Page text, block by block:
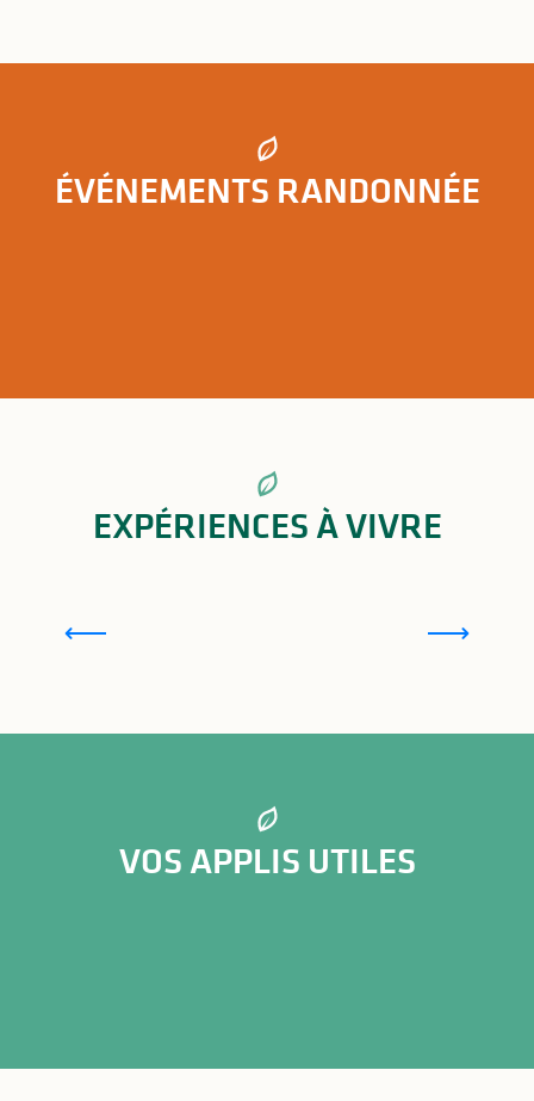
Circuit de la tour Mirabeau
ÉVÉNEMENTS RANDONNÉE
EXPÉRIENCES À VIVRE
VOS APPLIS UTILES